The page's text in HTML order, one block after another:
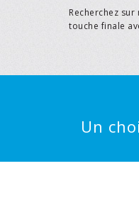
Recherchez
touche finale
Un